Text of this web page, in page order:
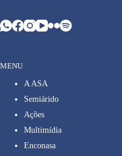
MENU
A ASA
Semiárido
Ações
Multimídia
Enconasa